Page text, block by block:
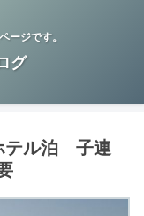
ージです。
グ
テル泊 子連